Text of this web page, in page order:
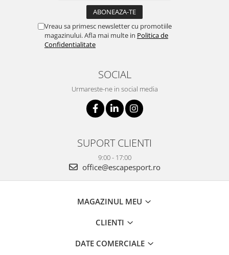
Vreau sa primesc newsletter cu promotiile
magazinului. Afla mai multe in Politica de
Confidentialitate
SOCIAL
Urmareste-ne in social media
SUPORT CLIENTI
9:00 - 17:00
office@escapesport.ro
MAGAZINUL MEU
CLIENTI
DATE COMERCIALE